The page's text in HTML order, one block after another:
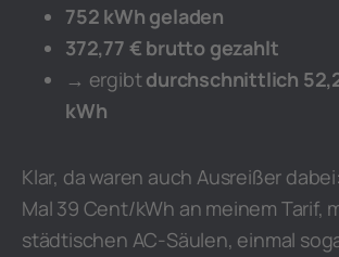
752 kWh geladen
372,77 € brutto gezahlt
→ ergibtdurchschnittlich
kWh
Klar, da waren auch Ausreißer dabei:
Mal 39 Cent/kWh an meinem Tarif,
städtischen AC-Säulen, einmal